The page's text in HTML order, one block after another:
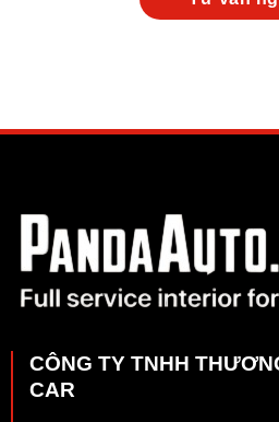
CÔNG TY TNHH
CAR